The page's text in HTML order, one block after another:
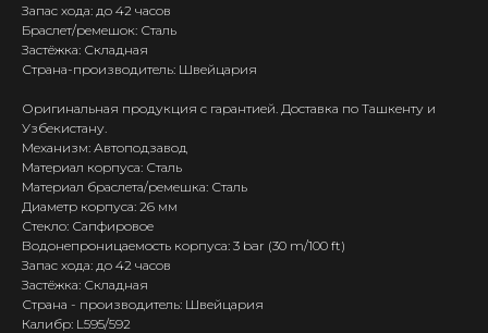
Запас хода: до 42 часов
Браслет/ремешок: Сталь
Застёжка: Складная
Страна-производитель: Швейцария
Оригинальная продукция с гарантией. Доставка по Ташкенту и
Узбекистану.
Механизм: Автоподзавод
Материал корпуса: Сталь
Материал браслета/ремешка: Сталь
Диаметр корпуса: 26 мм
Стекло: Сапфировое
Водонепроницаемость корпуса: 3 bar (30 m/100 ft)
Запас хода: до 42 часов
Застёжка: Складная
Страна - производитель: Швейцария
Калибр: L595/592